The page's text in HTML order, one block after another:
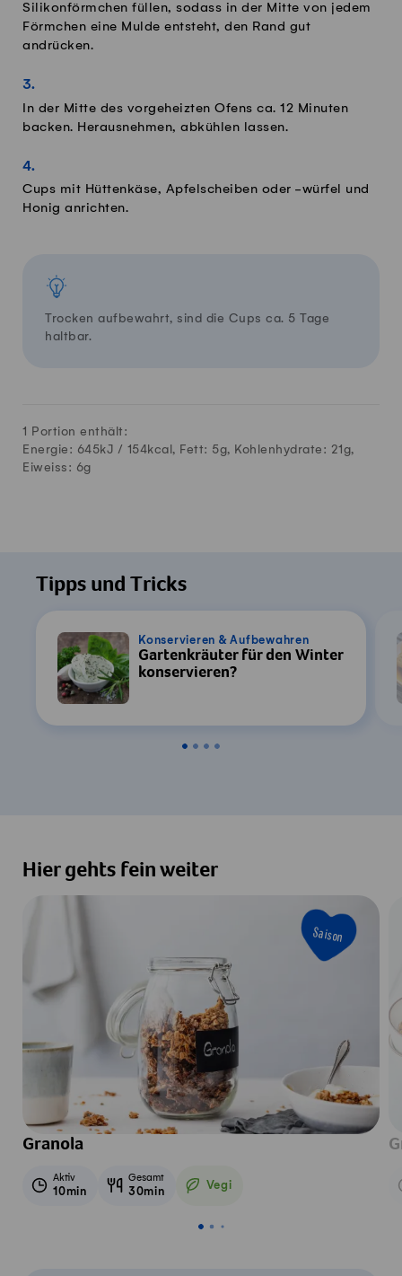
Silikonförmchen füllen, sodass in der Mitte von jedem
Förmchen eine Mulde entsteht, den Rand gut
andrücken.
In der Mitte des vorgeheizten Ofens ca. 12 Minuten
backen. Herausnehmen, abkühlen lassen.
Cups mit Hüttenkäse, Apfelscheiben oder -würfel und
Honig anrichten.
Trocken aufbewahrt, sind die Cups ca. 5 Tage
haltbar.
1 Portion enthält:
Energie: 645kJ / 154kcal, Fett: 5g, Kohlenhydrate: 21 g,
Eiweiss: 6g
Tipps und Tricks
Konservieren & Aufbewahren
Gartenkräuter für den Winter
konservieren?
Hier gehts fein weiter
Saison
Granola
Aktiv
10min
Gesamt
30min Vegi
Vegetarisch